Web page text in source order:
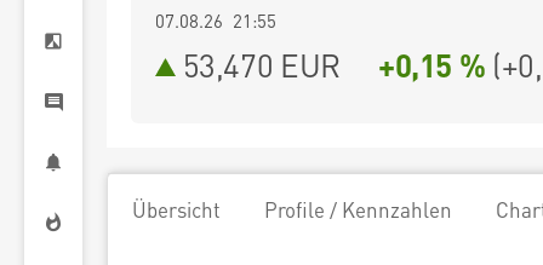
07.08.26 21:55
53,470 EUR +0,15 % (
Übersicht Profile / Kennzahlen